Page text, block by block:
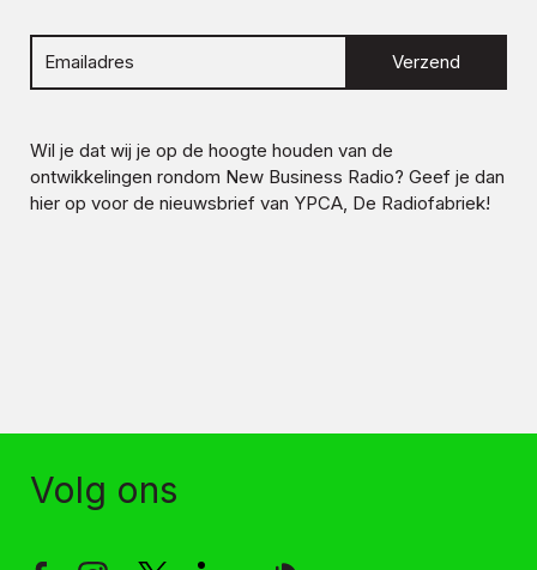
Verzend
Wil je dat wij je op de hoogte houden van de
ontwikkelingen rondom New Business Radio? Geef je dan
hier op voor de nieuwsbrief van YPCA, De Radiofabriek!
Volg ons